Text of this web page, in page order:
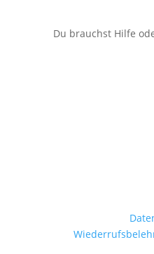
Du brauchst Hilfe